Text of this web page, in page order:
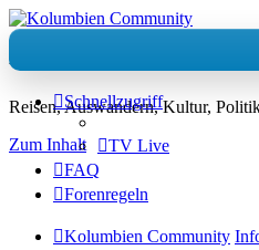
Reisen, Auswandern, Kultur,
Zum Inhalt
Schnellzugriff
TV Live
FAQ
Forenregeln
Kolumbien Community